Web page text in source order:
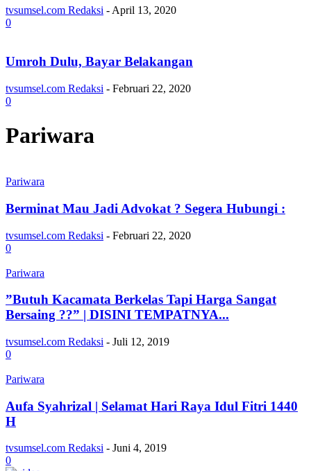
tvsumsel.com Redaksi - April 13, 2020
0
Umroh Dulu, Bayar Belakangan
tvsumsel.com Redaksi - Februari 22, 2020
0
Pariwara
Pariwara
Berminat Mau Jadi Advokat ? Segera Hubungi :
tvsumsel.com Redaksi - Februari 22, 2020
0
Pariwara
”Butuh Kacamata Berkelas Tapi Harga Sangat
Bersaing ??” | DISINI TEMPATNYA...
tvsumsel.com Redaksi - Juli 12, 2019
0
Pariwara
Aufa Syahrizal | Selamat Hari Raya Idul Fitri 1440
H
tvsumsel.com Redaksi - Juni 4, 2019
0